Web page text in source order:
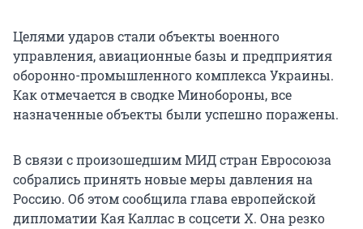
Целями ударов стали объекты военного
управления, авиационные базы и предприятия
оборонно-промышленного комплекса Украины.
Как отмечается в сводке Минобороны, все
назначенные объекты были успешно поражены.
В связи с произошедшим МИД стран Евросоюза
собрались принять новые меры давления на
Россию. Об этом сообщила глава европейской
дипломатии Кая Каллас в соцсети X. Она резко